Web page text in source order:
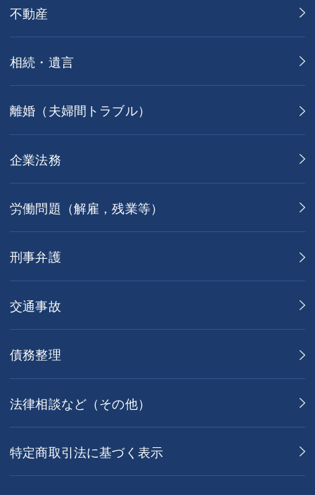
不動産
相続・遺言
離婚（夫婦間トラブル）
企業法務
労働問題（解雇，残業等）
刑事弁護
交通事故
債務整理
法律相談など（その他）
特定商取引法に基づく表示